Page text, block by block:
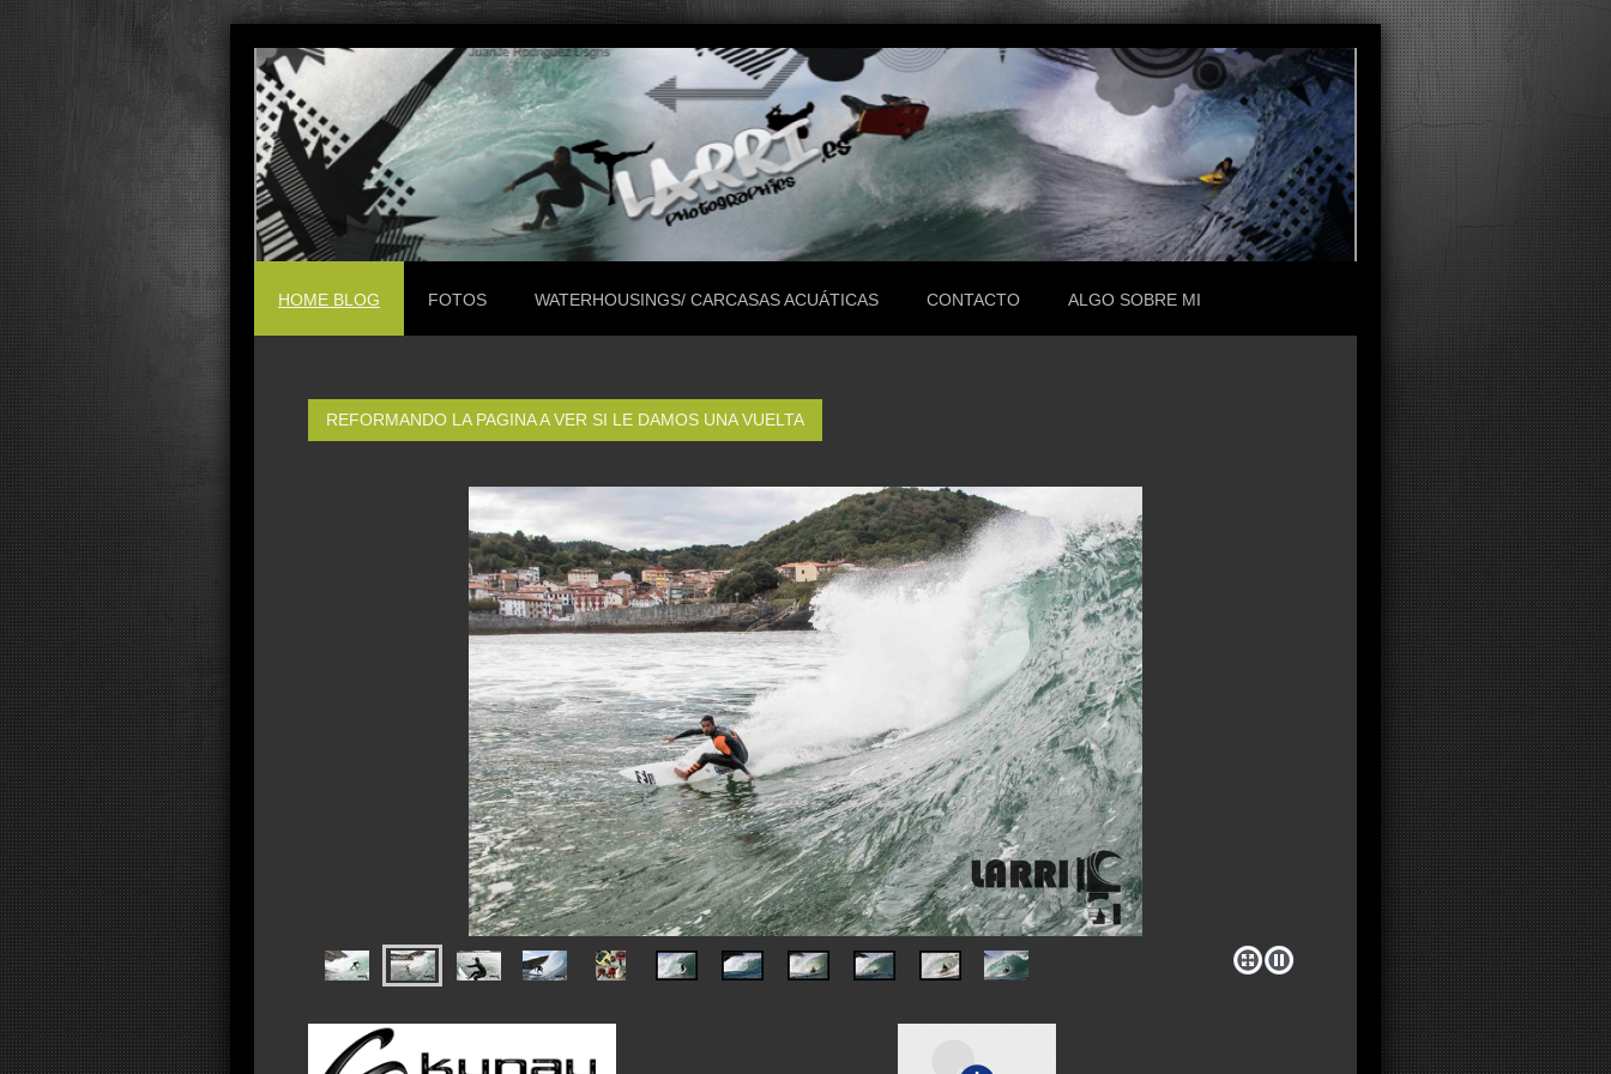
HOME BLOG FOTOS WATERHOUSINGS/ CARCASAS ACUÁTICAS CONTACTO ALGO SOBRE MI
REFORMANDO LA PAGINA A VER SI LE DAMOS UNA VUELTA